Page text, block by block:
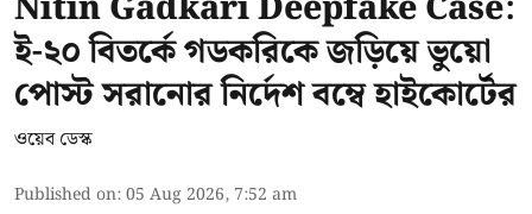
ই-২০ বিতর্কে গডকরিকে জড়িয়ে ভুয়ো
পোস্ট সরানোর নির্দেশ বম্বে হাইকোর্টের
ওয়েব ডেস্ক
Published on:05 Aug 2026, 7:52 am